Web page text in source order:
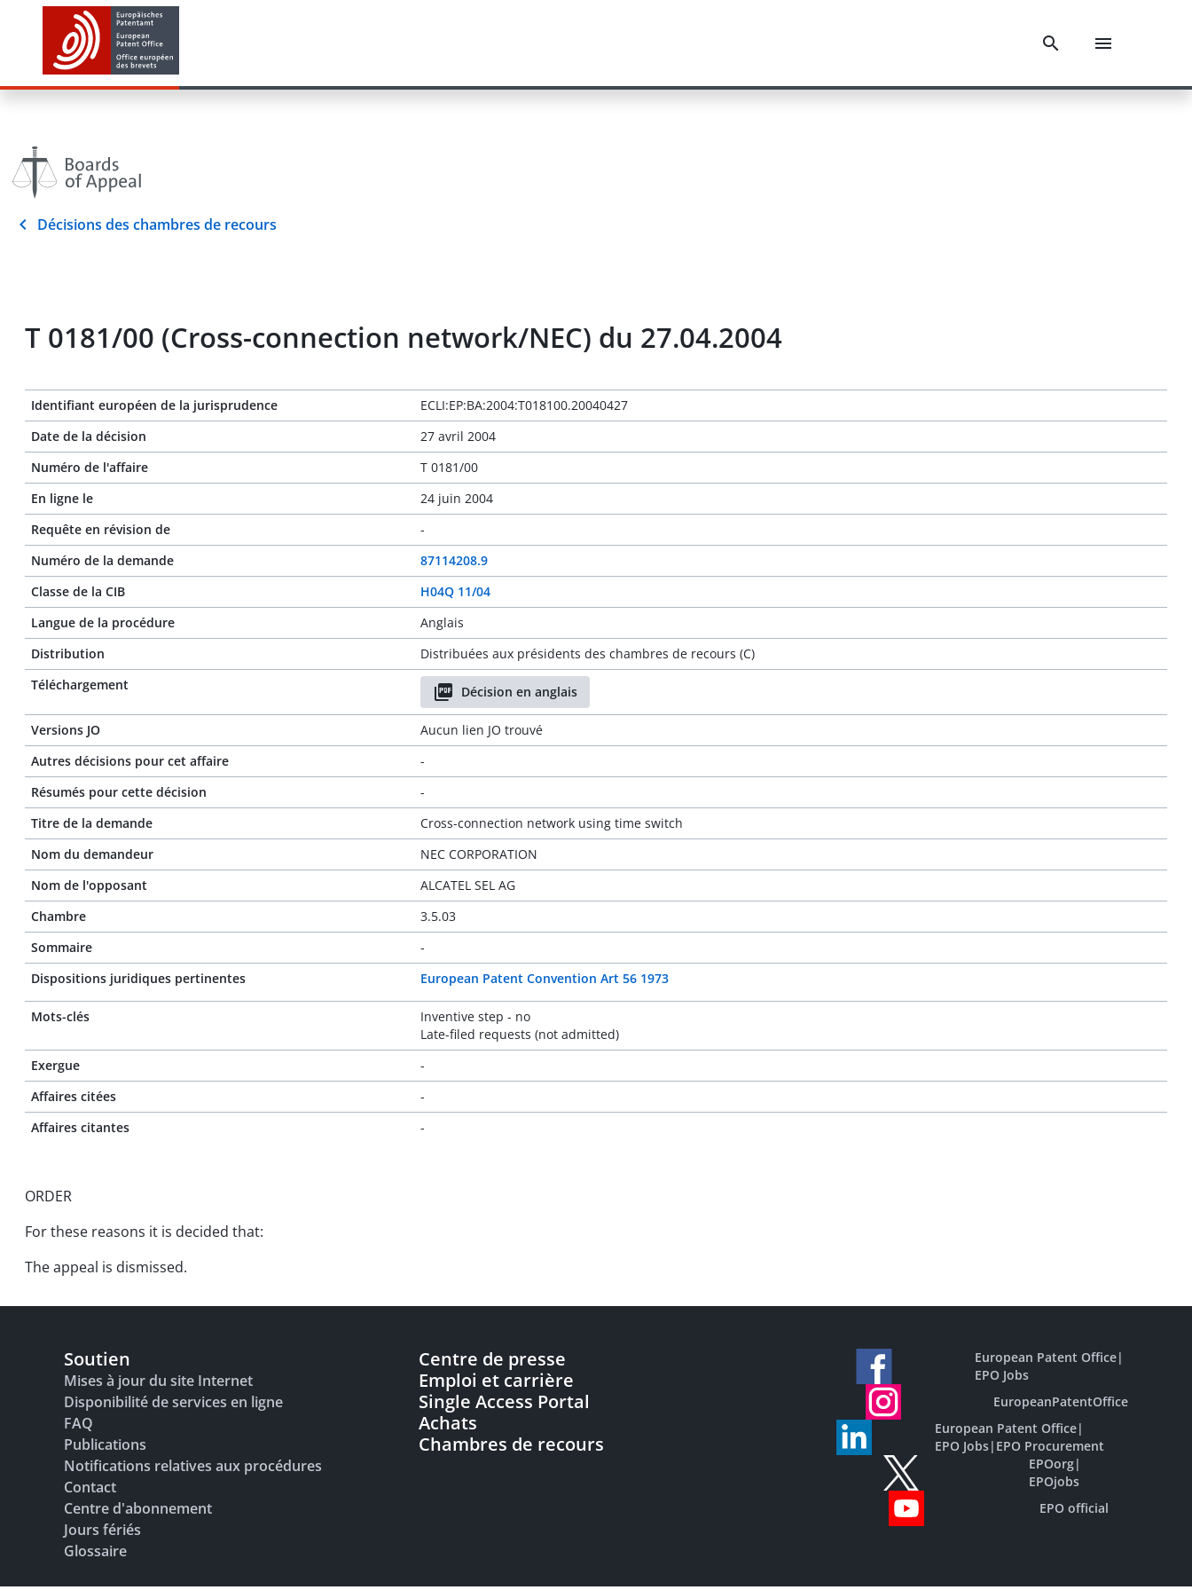
Décisions des chambres de recours
T 0181/00 (Cross-connection network/NEC) du 27.04.2004
Identifiant européen de la jurisprudence
ECLI:EP:BA:2004:T018100.20040427
Date de la décision
27 avril 2004
Numéro de l'affaire
T 0181/00
En ligne le
24 juin 2004
Requête en révision de
-
Numéro de la demande
87114208.9
Classe de la CIB
H04Q 11/04
Langue de la procédure
Anglais
Distribution
Distribuées aux présidents des chambres de recours (C)
Téléchargement
Décision en anglais
Versions JO
Aucun lien JO trouvé
Autres décisions pour cet affaire
-
Résumés pour cette décision
-
Titre de la demande
Cross-connection network using time switch
Nom du demandeur
NEC CORPORATION
Nom de l'opposant
ALCATEL SEL AG
Chambre
3.5.03
Sommaire
-
Dispositions juridiques pertinentes
European Patent Convention Art 56 1973
Mots-clés
Inventive step - no
Late-filed requests (not admitted)
Exergue
-
Affaires citées
-
Affaires citantes
-
ORDER
For these reasons it is decided that:
The appeal is dismissed.
Soutien
Mises à jour du site Internet
Disponibilité de services en ligne
FAQ
Publications
Notifications relatives aux procédures
Contact
Centre d'abonnement
Jours fériés
Glossaire
Centre de presse
Emploi et carrière
Single Access Portal
Achats
Chambres de recours
European Patent Office|
EPO Jobs
EuropeanPatentOffice
European Patent Office|
EPO Jobs| EPO Procurement
EPOorg|
EPOjobs
EPO official